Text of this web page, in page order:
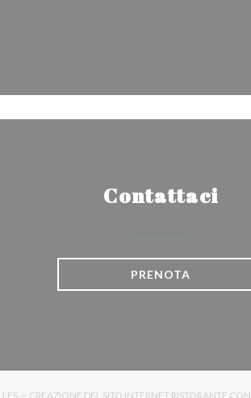
Contattaci
PRENOTA
— CREAZIONE DEL SITO INTERNET RISTORANTE CON